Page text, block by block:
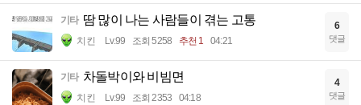
기타 땀 많이 나는 사람들이 겪는 고통
치킨 Lv.99 조회 5258 추천 1 04:21
6
댓글
기타 차돌박이와 비빔면
치킨 Lv.99 조회 2353 04:18
4
댓글